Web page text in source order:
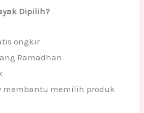
Dipilih?
ongkir
Ramadhan
membantu memilih produk